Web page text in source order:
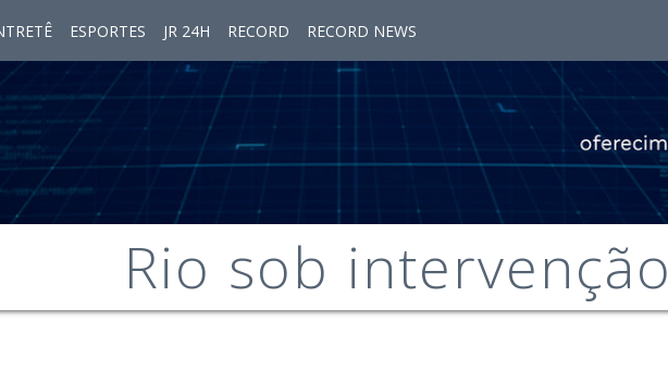
ESPORTES JR 24H RECORD RECORD NEWS
Rio sob intervenção